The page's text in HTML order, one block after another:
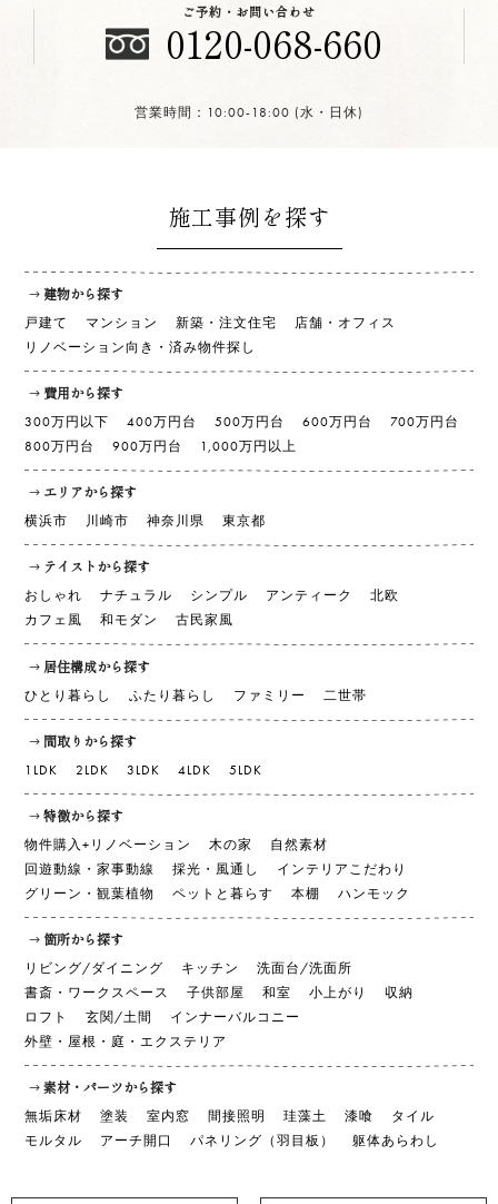
ご予約・お問い合わせ
0120-068-660
営業時間：10:00-18:00 (水・日休)
施工事例を探す
建物から探す
戸建て マンション 新築・注文住宅
店舗・オフィス
リノベーション向き・済み物件探し
費用から探す
300万円以下 400万円台 500万円台 600万円台
700万円台
800万円台
900万円台 1,000万円以上
エリアから探す
横浜市 川崎市 神奈川県 東京都
テイストから探す
おしゃれ ナチュラル シンプル アンティーク
北欧
カフェ風
和モダン 古民家風
居住構成から探す
ひとり暮らし ふたり暮らし ファミリー 二世帯
間取りから探す
1LDK 2LDK 3LDK 4LDK 5LDK
特徴から探す
物件購入+リノベーション 木の家
自然素材
回遊動線・家事動線
採光・風通し
インテリアこだわり
グリーン・観葉植物
ペットと暮らす 本棚 ハンモック
箇所から探す
リビング/ダイニング キッチン
洗面台/洗面所
書斎・ワークスペース
子供部屋 和室 小上がり
収納
ロフト
玄関/土間
インナーバルコニー
外壁・屋根・庭・エクステリア
素材・パーツから探す
無垢床材 塗装 室内窓 間接照明 珪藻土 漆喰
タイル
モルタル
アーチ開口 パネリング（羽目板） 躯体あらわし